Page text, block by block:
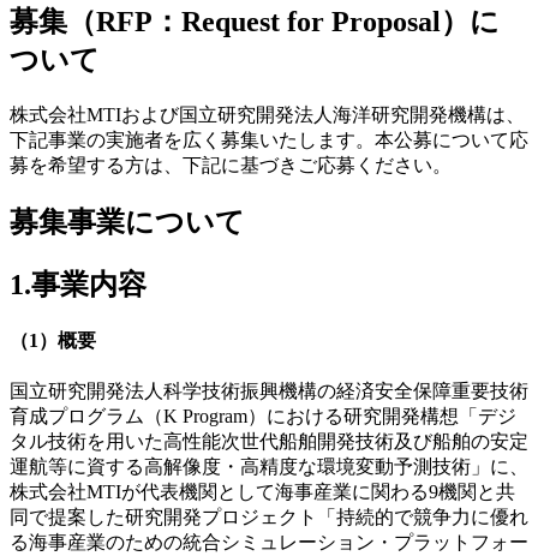
募集（RFP：Request for Proposal）に
ついて
株式会社MTIおよび国立研究開発法人海洋研究開発機構は、
下記事業の実施者を広く募集いたします。本公募について応
募を希望する方は、下記に基づきご応募ください。
募集事業について
1.事業内容
（1）概要
国立研究開発法人科学技術振興機構の経済安全保障重要技術
育成プログラム（K Program）における研究開発構想「デジ
タル技術を用いた高性能次世代船舶開発技術及び船舶の安定
運航等に資する高解像度・高精度な環境変動予測技術」に、
株式会社MTIが代表機関として海事産業に関わる9機関と共
同で提案した研究開発プロジェクト「持続的で競争力に優れ
る海事産業のための統合シミュレーション・プラットフォー